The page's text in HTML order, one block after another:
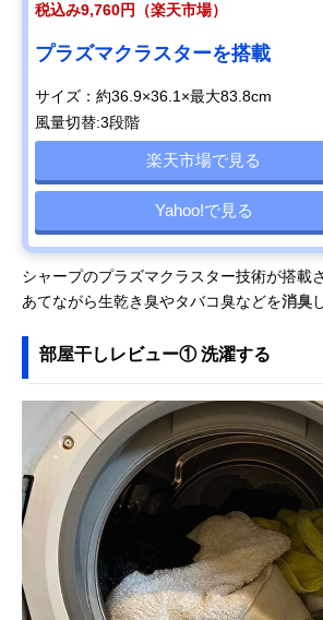
税込み9,760円（楽天市場）
プラズマクラスターを搭載
サイズ：約36.9×36.1×最大83.8cm
風量切替:3段階
楽天市場で見る
Yahoo!で見る
シャープのプラズマクラスター技術が搭載
あてながら生乾き臭やタバコ臭などを消臭
部屋干しレビュー① 洗濯する